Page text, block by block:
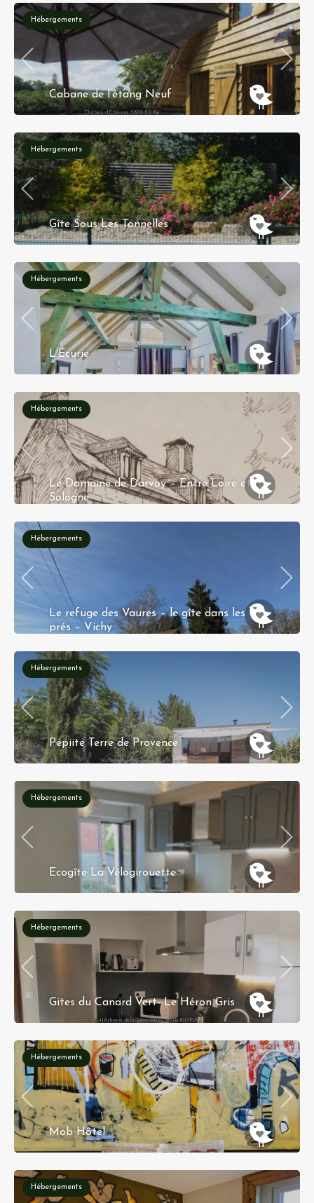
Réservation instantanée
Hébergements
Cabane de l’étang Neuf
Château d’Ettevaux 58170 POIL
Hébergements
Gîte Sous Les Tonnelles
400 Chem. des Guettières, 38440 Moidieu-
Hébergements
L’Écurie
Hébergements
Le Domaine de Darvoy – Entre Loire et
Sologne
Hébergements
Le refuge des Vaures – le gîte dans les
prés – Vichy
Réservation instantanée
Hébergements
Pépiite Terre de Provence
50 Chemin des Masques, 13160 Chateaurenard
Réservation instantanée
Hébergements
Ecogîte La Vélogirouette
1 Route de Bully 14320 FEUGUEROLLES-
Hébergements
Gites du Canard Vert- Le Héron Gris
418 chemin de la Suisse 01330 BOULIGNEUX
Hébergements
Mob Hôtel
6 rue Gambetta 93400 St Ouen
Hébergements